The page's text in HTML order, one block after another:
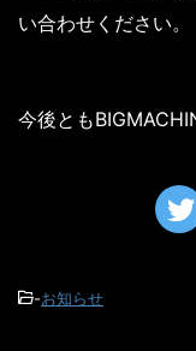
い合わせください。
今後とも
-お知らせ